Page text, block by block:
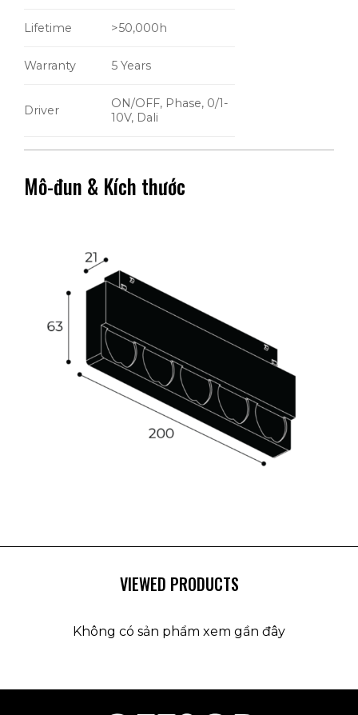
Lifetime >50,000h
Warranty 5 Years
Driver
ON/OFF, Phase, 0/1-
10V, Dali
Mô-đun & Kích thước
VIEWED PRODUCTS
Không có sản phẩm xem gần đây